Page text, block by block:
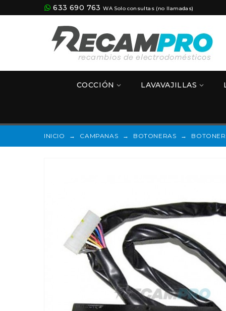
633 690 763 WA Solo consultas (no llamadas)
COCCIÓN LAVAVAJILLAS
INICIO → CAMPANAS → BOTONERAS →